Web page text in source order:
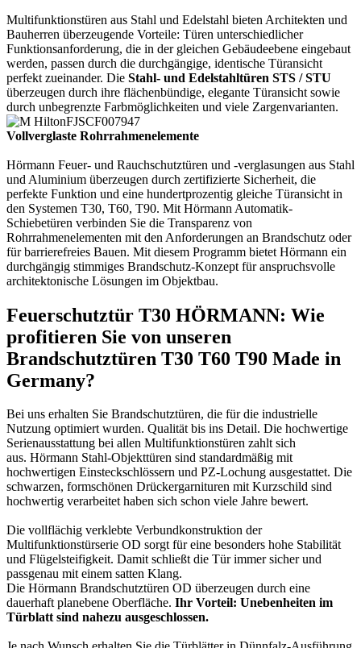
Multifunktionstüren aus Stahl und Edelstahl bieten Architekten und
Bauherren überzeugende Vorteile: Türen unterschiedlicher
Funktionsanforderung, die in der gleichen Gebäudeebene eingebaut
werden, passen durch die durchgängige, identische Türansicht
perfekt zueinander. Die Stahl- und Edelstahltüren STS / STU
überzeugen durch ihre flächenbündige, elegante Türansicht sowie
durch unbegrenzte Farbmöglichkeiten und viele Zargenvarianten.
Vollverglaste Rohrrahmenelemente
Hörmann Feuer- und Rauchschutztüren und -verglasungen aus Stahl
und Aluminium überzeugen durch zertifizierte Sicherheit, die
perfekte Funktion und eine hundertprozentig gleiche Türansicht in
den Systemen T30, T60, T90. Mit Hörmann Automatik-
Schiebetüren verbinden Sie die Transparenz von
Rohrrahmenelementen mit den Anforderungen an Brandschutz oder
für barrierefreies Bauen. Mit diesem Programm bietet Hörmann ein
durchgängig stimmiges Brandschutz-Konzept für anspruchsvolle
architektonische Lösungen im Objektbau.
Feuerschutztür T30 HÖRMANN: Wie
profitieren Sie von unseren
Brandschutztüren T30 T60 T90 Made in
Germany?
Bei uns erhalten Sie Brandschutztüren, die für die industrielle
Nutzung optimiert wurden. Qualität bis ins Detail. Die hochwertige
Serienausstattung bei allen Multifunktionstüren zahlt sich
aus. Hörmann Stahl-Objekttüren sind standardmäßig mit
hochwertigen Einsteckschlössern und PZ-Lochung ausgestattet. Die
schwarzen, formschönen Drückergarnituren mit Kurzschild sind
hochwertig verarbeitet haben sich schon viele Jahre bewert.
Die vollflächig verklebte Verbundkonstruktion der
Multifunktionstürserie OD sorgt für eine besonders hohe Stabilität
und Flügelsteifigkeit. Damit schließt die Tür immer sicher und
passgenau mit einem satten Klang.
Die Hörmann Brandschutztüren OD überzeugen durch eine
dauerhaft planebene Oberfläche. Ihr Vorteil: Unebenheiten im
Türblatt sind nahezu ausgeschlossen.